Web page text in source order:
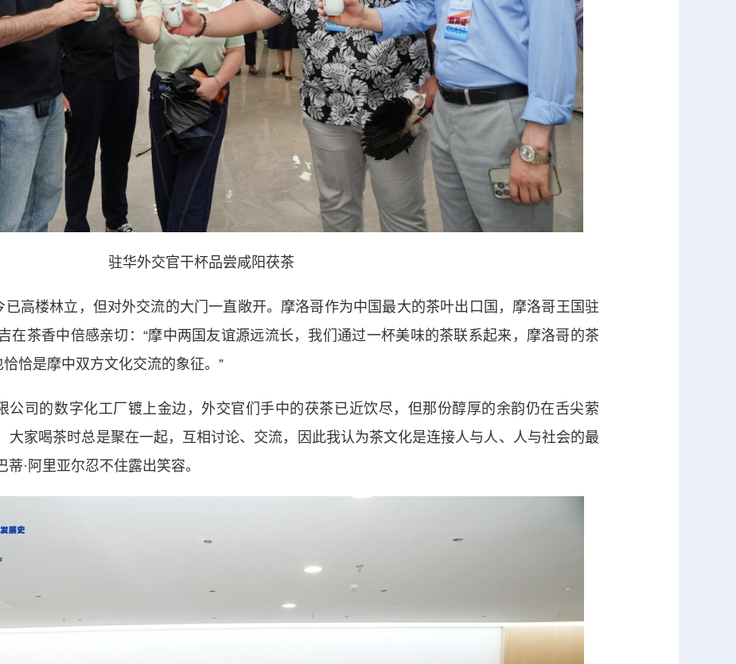
驻华外交官干杯品尝咸阳茯茶
楼林立，但对外交流的大门一直敞开。摩洛哥作为中国最大的茶叶出口国，摩洛哥王国驻
在茶香中倍感亲切：“摩中两国友谊源远流长，我们通过一杯美味的茶联系起来，摩洛哥的茶
恰是摩中双方文化交流的象征。”
司的数字化工厂镀上金边，外交官们手中的茯茶已近饮尽，但那份醇厚的余韵仍在舌尖萦
大家喝茶时总是聚在一起，互相讨论、交流，因此我认为茶文化是连接人与人、人与社会的最
·阿里亚尔忍不住露出笑容。